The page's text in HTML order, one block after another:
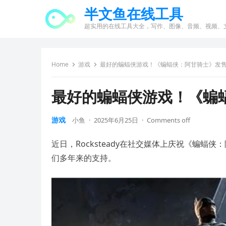
半文鱼在线工具
超实用的在线工具大全，写作、图像、音频、视频、
Home 游戏 最好的蝙蝠侠游戏！《蝙蝠侠：阿甘骑士》发
最好的蝙蝠侠游戏！《蝙
游戏 小鱼 · 2025年6月25日 · Comments off
近日，Rocksteady在社交媒体上庆祝《蝙蝠侠
们多年来的支持。